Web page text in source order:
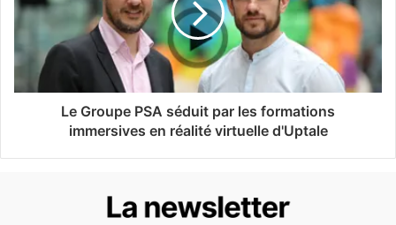
Le Groupe PSA séduit par les formations
immersives en réalité virtuelle d'Uptale